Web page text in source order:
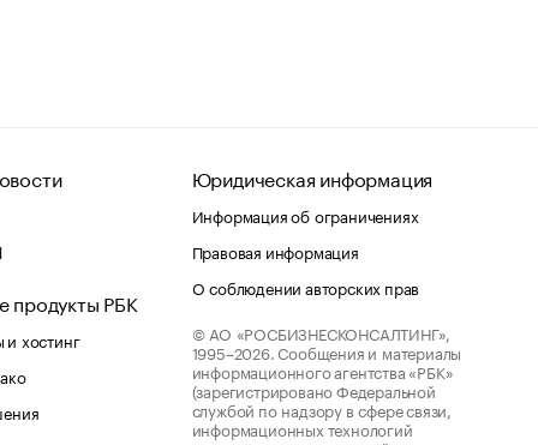
продукты РБК
хостинг
Юридическая информация
Информация об ограничениях
Правовая информация
О соблюдении авторских прав
© АО «РОСБИЗНЕСКОНСАЛТИНГ»,
1995–2026. Сообщения и материалы
информационного агентства «РБК»
(зарегистрировано Федеральной
службой по надзору в сфере связи,
информационных технологий